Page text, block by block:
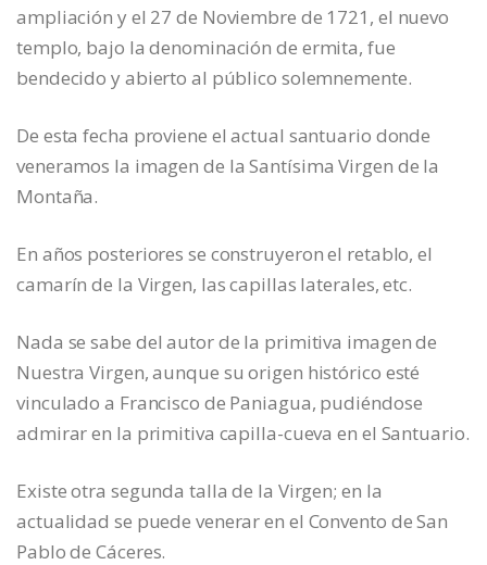
ampliación y el 27 de Noviembre de 1721, el nuevo
templo, bajo la denominación de ermita, fue
bendecido y abierto al público solemnemente.
De esta fecha proviene el actual santuario donde
veneramos la imagen de la Santísima Virgen de la
Montaña.
En años posteriores se construyeron el retablo, el
camarín de la Virgen, las capillas laterales, etc.
Nada se sabe del autor de la primitiva imagen de
Nuestra Virgen, aunque su origen histórico esté
vinculado a Francisco de Paniagua, pudiéndose
admirar en la primitiva capilla-cueva en el Santuario.
Existe otra segunda talla de la Virgen; en la
actualidad se puede venerar en el Convento de San
Pablo de Cáceres.